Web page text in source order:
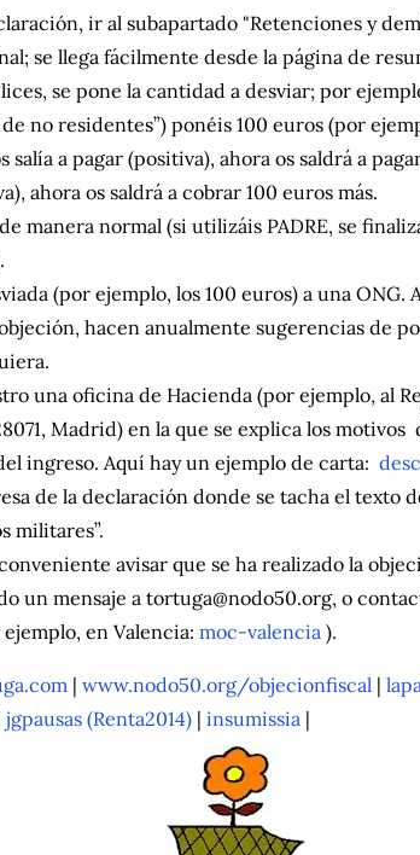
ir al subapartado "Retenciones y
se llega fácilmente desde la página de
se pone la cantidad a desviar; por
no residentes”) ponéis 100 euros (por
salía a pagar (positiva), ahora os saldrá a
ahora os saldrá a cobrar 100 euros más.
manera normal (si utilizáis PADRE, se
(por ejemplo, los 100 euros) a una ONG.
hacen anualmente sugerencias de
una oficina de Hacienda (por ejemplo, al
Madrid) en la que se explica los motivos
ingreso. Aquí hay un ejemplo de carta:
de la declaración donde se tacha el texto
militares”.
avisar que se ha realizado la
un mensaje a tortuga@nodo50.org, o
en Valencia: moc-valencia ).
| www.nodo50.org/objecionfiscal |
jgpausas (Renta2014)| insumissia |